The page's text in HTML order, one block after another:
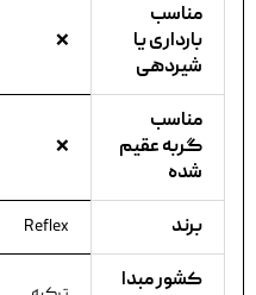
مناسب
بارداری یا
شیردهی
❌
مناسب
گربه عقیم
شده
❌
برند Reflex
کشور مبدا